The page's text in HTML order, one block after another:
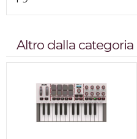
Altro dalla categoria